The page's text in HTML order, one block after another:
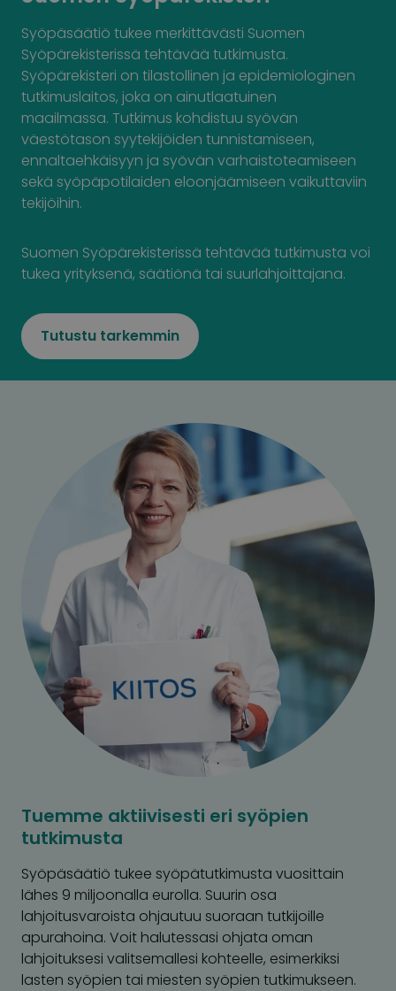
Syöpäsäätiö tukee merkittävästi Suomen
Syöpärekisterissä tehtävää tutkimusta.
Syöpärekisteri on tilastollinen ja epidemiologinen
tutkimuslaitos, joka on ainutlaatuinen
maailmassa. Tutkimus kohdistuu syövän
väestötason syytekijöiden tunnistamiseen,
ennaltaehkäisyyn ja syövän varhaistoteamiseen
sekä syöpäpotilaiden eloonjäämiseen vaikuttaviin
tekijöihin.
Suomen Syöpärekisterissä tehtävää tutkimusta voi
tukea yrityksenä, säätiönä tai suurlahjoittajana.
Tutustu tarkemmin
Tuemme aktiivisesti eri syöpien
tutkimusta
Syöpäsäätiö tukee syöpätutkimusta vuosittain
lähes 9 miljoonalla eurolla. Suurin osa
lahjoitusvaroista ohjautuu suoraan tutkijoille
apurahoina. Voit halutessasi ohjata oman
lahjoituksesi valitsemallesi kohteelle, esimerkiksi
lasten syöpien tai miesten syöpien tutkimukseen.